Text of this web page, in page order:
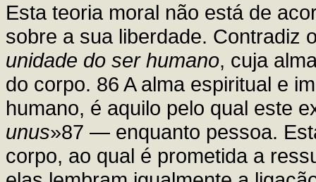
Esta teoria moral não está de
sobre a sua liberdade. Contradiz
unidade do ser humano, cuja
do corpo. 86 A alma espiritual e
humano, é aquilo pelo qual este
unus»87 — enquanto pessoa.
corpo, ao qual é prometida a